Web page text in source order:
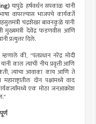
यापुढे हर्षवर्धन सपकाळ यांनी
वापरल्यास भाजपचे कार्यकर्ते
महसुलमंत्री चंद्रशेखर बावनकुळे यांनी
मुख्यमंत्री देवेंद्र फडणवीस आणि
प्रत्युत्तर दिले.
की, "पंतप्रधान नरेंद्र मोदी
काल त्यांची नीच प्रवृत्ती आणि
त्यांचा आवाका काय आणि ते
दोन पक्षांमध्ये वाद
एक मोठा जनआक्रोश